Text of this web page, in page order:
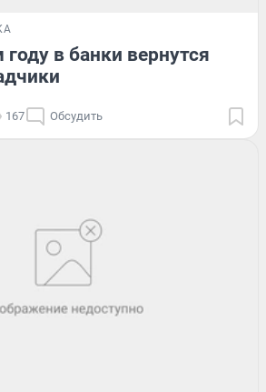
в банки вернутся
167 Обсудить